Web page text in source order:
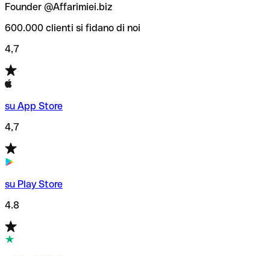
Founder @Affarimiei.biz
600.000 clienti si fidano di noi
4,7
su App Store
4,7
su Play Store
4.8